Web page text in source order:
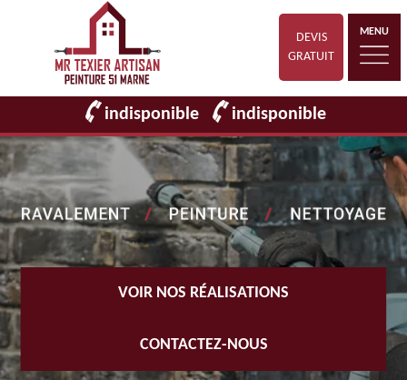
DEVIS
GRATUIT
MENU
indisponible indisponible
VOIR NOS RÉALISATIONS
CONTACTEZ-NOUS